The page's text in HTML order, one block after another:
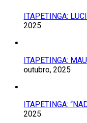
ITAPETINGA:
2025
ITAPETINGA:
outubro, 2025
ITAPETINGA:
2025